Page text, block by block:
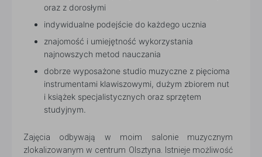
oraz z dorosłymi
indywidualne podejście do każdego ucznia
znajomość i umiejętność wykorzystania
najnowszych metod nauczania
dobrze wyposażone studio muzyczne z pięcioma
instrumentami klawiszowymi, dużym zbiorem nut
i książek specjalistycznych oraz sprzętem
studyjnym.
Zajęcia odbywają w moim salonie muzycznym
zlokalizowanym w centrum Olsztyna. Istnieje możliwość